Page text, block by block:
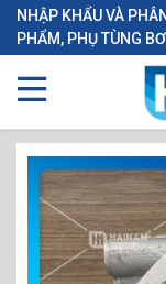
NHẬP KHẨU VÀ
PHẨM, PHỤ TÙNG